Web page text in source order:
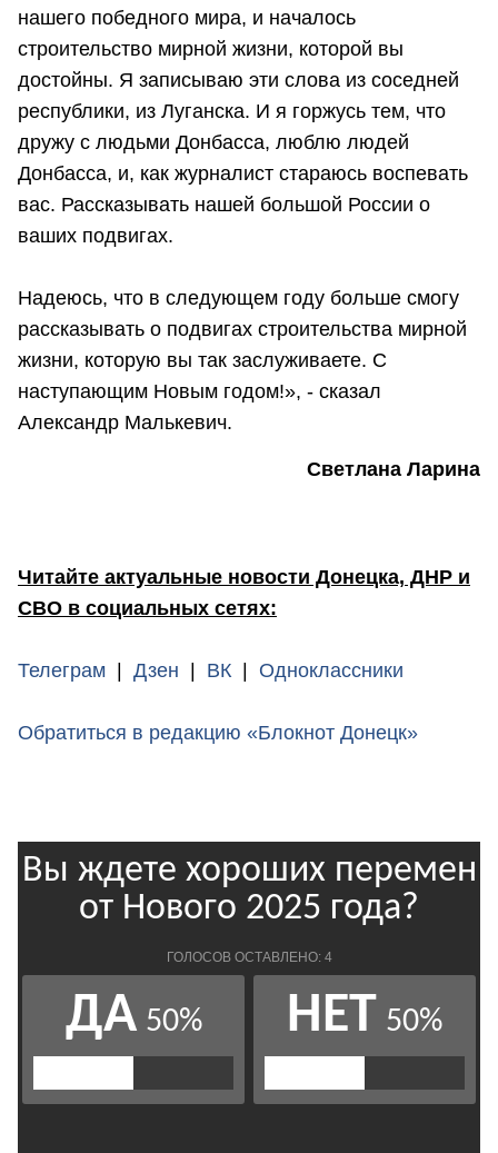
нашего победного мира, и началось
строительство мирной жизни, которой вы
достойны. Я записываю эти слова из соседней
республики, из Луганска. И я горжусь тем, что
дружу с людьми Донбасса, люблю людей
Донбасса, и, как журналист стараюсь воспевать
вас. Рассказывать нашей большой России о
ваших подвигах.
Надеюсь, что в следующем году больше смогу
рассказывать о подвигах строительства мирной
жизни, которую вы так заслуживаете. С
наступающим Новым годом!», - сказал
Александр Малькевич.
Светлана Ларина
Читайте актуальные новости Донецка, ДНР и
СВО в социальных сетях:
Телеграм | Дзен | ВК | Одноклассники
Обратиться в редакцию «Блокнот Донецк»